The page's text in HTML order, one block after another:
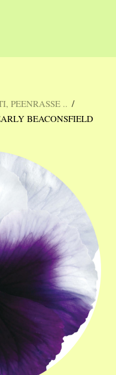
PEENRASSE .. /
BEACONSFIELD